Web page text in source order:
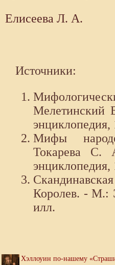
Елисеева Л. А.
Источники:
Мелетинский
энциклопедия,
Мифы
Токарева С.
энциклопедия,
Королев. - М.:
илл.
Хэллоуин по-нашему